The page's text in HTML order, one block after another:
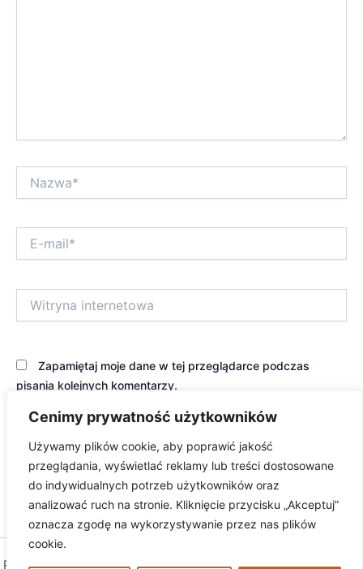
Cenimy prywatność użytkowników
Używamy plików cookie, aby poprawić jakość
przeglądania, wyświetlać reklamy lub treści dostosowane
do indywidualnych potrzeb użytkowników oraz
analizować ruch na stronie. Kliknięcie przycisku „Akceptuj”
oznacza zgodę na wykorzystywanie przez nas plików
cookie.
mail*
internetowa
Zapamiętaj moje dane w tej przeglądarce podczas
pisania kolejnych komentarzy.
Prawa autorskie © 2026 excambium | Obsługiwane przezMotyw